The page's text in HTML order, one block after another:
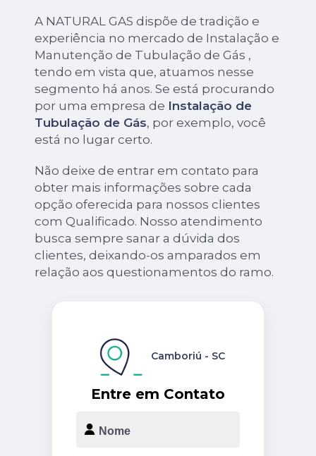
A NATURAL GAS dispõe de tradição e
experiência no mercado de Instalação e
Manutenção de Tubulação de Gás ,
tendo em vista que, atuamos nesse
segmento há anos. Se está procurando
por uma empresa de Instalação de
Tubulação de Gás, por exemplo, você
está no lugar certo.
Não deixe de entrar em contato para
obter mais informações sobre cada
opção oferecida para nossos clientes
com Qualificado. Nosso atendimento
busca sempre sanar a dúvida dos
clientes, deixando-os amparados em
relação aos questionamentos do ramo.
Entre em Contato
Camboriú - SC